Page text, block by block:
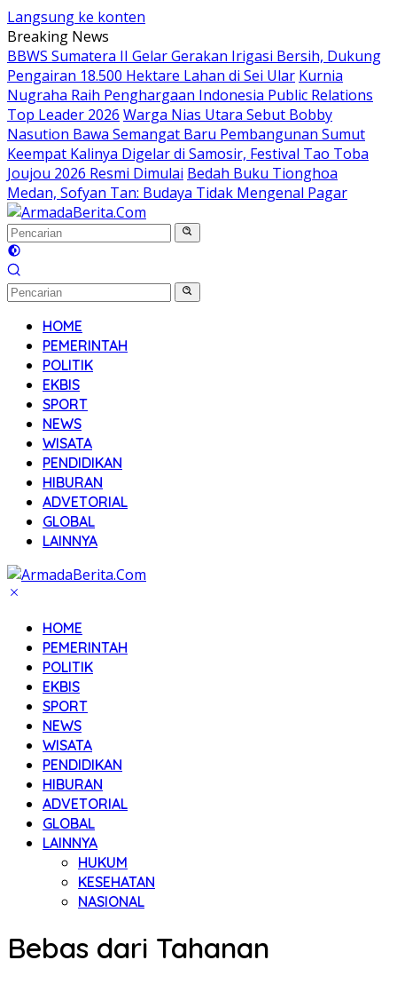
Langsung ke konten
Breaking News
BBWS Sumatera II Gelar Gerakan Irigasi Bersih, Dukung
Pengairan 18.500 Hektare Lahan di Sei Ular Kurnia
Nugraha Raih Penghargaan Indonesia Public Relations
Top Leader 2026 Warga Nias Utara Sebut Bobby
Nasution Bawa Semangat Baru Pembangunan Sumut
Keempat Kalinya Digelar di Samosir, Festival Tao Toba
Joujou 2026 Resmi Dimulai Bedah Buku Tionghoa
Medan, Sofyan Tan: Budaya Tidak Mengenal Pagar
HOME
PEMERINTAH
POLITIK
EKBIS
SPORT
NEWS
WISATA
PENDIDIKAN
HIBURAN
ADVETORIAL
GLOBAL
LAINNYA
HOME
PEMERINTAH
POLITIK
EKBIS
SPORT
NEWS
WISATA
PENDIDIKAN
HIBURAN
ADVETORIAL
GLOBAL
LAINNYA
HUKUM
KESEHATAN
NASIONAL
Bebas dari Tahanan